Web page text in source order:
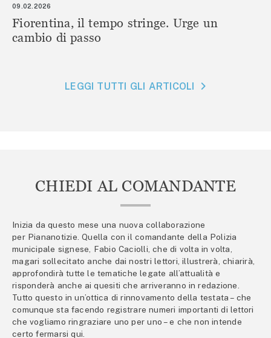
09.02.2026
Fiorentina, il tempo stringe. Urge un
cambio di passo
LEGGI TUTTI GLI ARTICOLI
CHIEDI AL COMANDANTE
Inizia da questo mese una nuova collaborazione
per Piananotizie. Quella con il comandante della Polizia
municipale signese, Fabio Caciolli, che di volta in volta,
magari sollecitato anche dai nostri lettori, illustrerà, chiarirà,
approfondirà tutte le tematiche legate all’attualità e
risponderà anche ai quesiti che arriveranno in redazione.
Tutto questo in un’ottica di rinnovamento della testata – che
comunque sta facendo registrare numeri importanti di lettori
che vogliamo ringraziare uno per uno – e che non intende
certo fermarsi qui.